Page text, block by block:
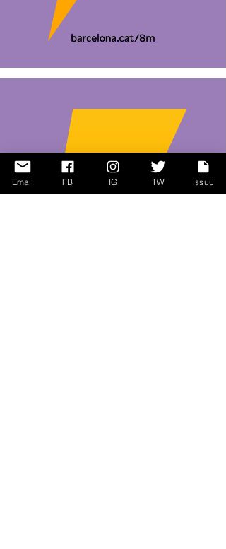
Email FB IG TW issuu